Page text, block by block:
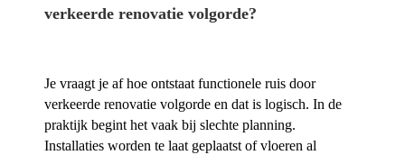
verkeerde renovatie volgorde?
Je vraagt je af hoe ontstaat functionele ruis door
verkeerde renovatie volgorde en dat is logisch.​ In de
praktijk begint het vaak bij slechte planning.​
Installaties worden te laat geplaatst of vloeren al